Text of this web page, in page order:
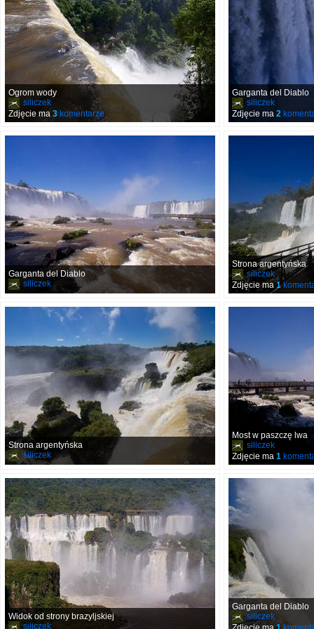
Ogrom wody
siliczek
Zdjęcie ma 3komentarze
Garganta del Diablo
siliczek
Zdjęcie ma 2
Garganta del Diablo
siliczek
Strona argentyńska
siliczek
Zdjęcie ma1
Strona argentyńska
siliczek
Most w paszczę lwa
siliczek
Zdjęcie ma 1
Widok od strony brazyljskiej
siliczek
Garganta del Diablo
siliczek